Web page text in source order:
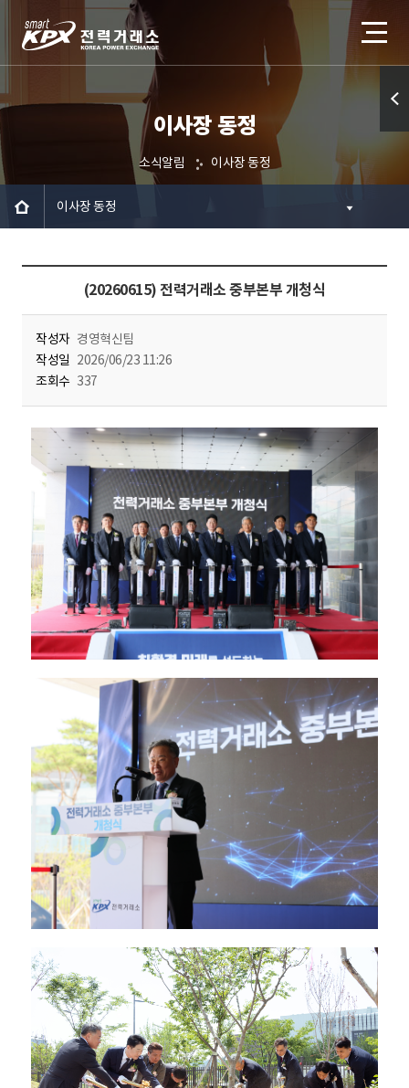
이사장 동정
소식알림 이사장 동정
이사장 동정
(20260615) 전력거래소 중부본부 개청식
작성자 경영혁신팀
작성일 2026/06/23 11:26
조회수 337